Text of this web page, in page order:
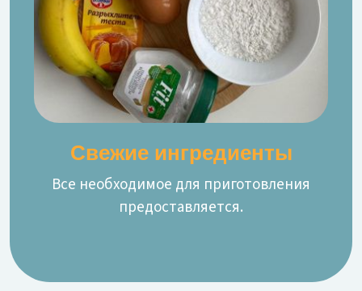
Свежие ингредиенты
Все необходимое для приготовления
предоставляется.